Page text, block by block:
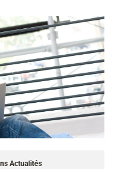
Actualités